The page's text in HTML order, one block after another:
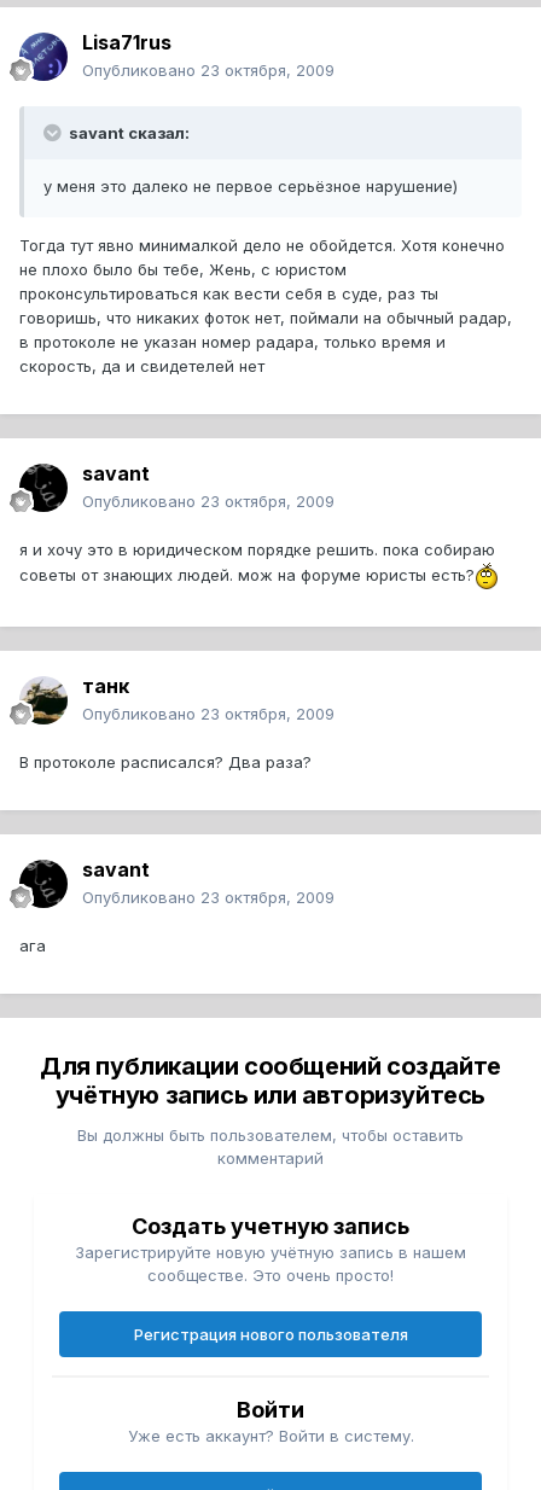
Lisa71rus
Опубликовано 23 октября, 2009
savant сказал:
у меня это далеко не первое серьёзное нарушение)
Тогда тут явно минималкой дело не обойдется. Хотя конечно
не плохо было бы тебе, Жень, с юристом
проконсультироваться как вести себя в суде, раз ты
говоришь, что никаких фоток нет, поймали на обычный радар,
в протоколе не указан номер радара, только время и
скорость, да и свидетелей нет
savant
Опубликовано 23 октября, 2009
я и хочу это в юридическом порядке решить. пока собираю
советы от знающих людей. мож на форуме юристы есть?
танк
Опубликовано 23 октября, 2009
В протоколе расписался? Два раза?
savant
Опубликовано 23 октября, 2009
ага
Для публикации сообщений создайте
учётную запись или авторизуйтесь
Вы должны быть пользователем, чтобы оставить
комментарий
Создать учетную запись
Зарегистрируйте новую учётную запись в нашем
сообществе. Это очень просто!
Регистрация нового пользователя
Войти
Уже есть аккаунт? Войти в систему.